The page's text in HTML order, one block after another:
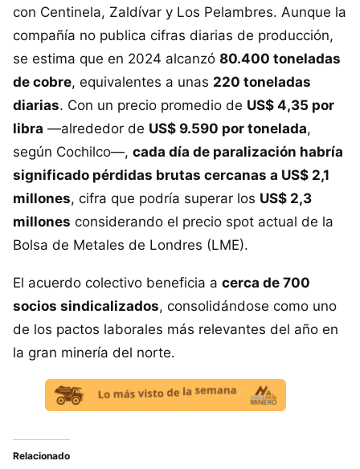
con Centinela, Zaldívar y Los Pelambres. Aunque la
compañía no publica cifras diarias de producción,
se estima que en 2024 alcanzó 80.400 toneladas
de cobre, equivalentes a unas 220 toneladas
diarias. Con un precio promedio de US$ 4,35 por
libra —alrededor de US$ 9.590 por tonelada,
según Cochilco—, cada día de paralización habría
significado pérdidas brutas cercanas a US$ 2,1
millones, cifra que podría superar los US$ 2,3
millones considerando el precio spot actual de la
Bolsa de Metales de Londres (LME).
El acuerdo colectivo beneficia a cerca de 700
socios sindicalizados, consolidándose como uno
de los pactos laborales más relevantes del año en
la gran minería del norte.
Relacionado